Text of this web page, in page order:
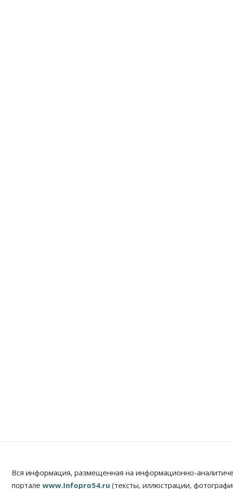
Вся информация, размещенная на информационно-
портале www.Infopro54.ru (тексты, иллюстрации,